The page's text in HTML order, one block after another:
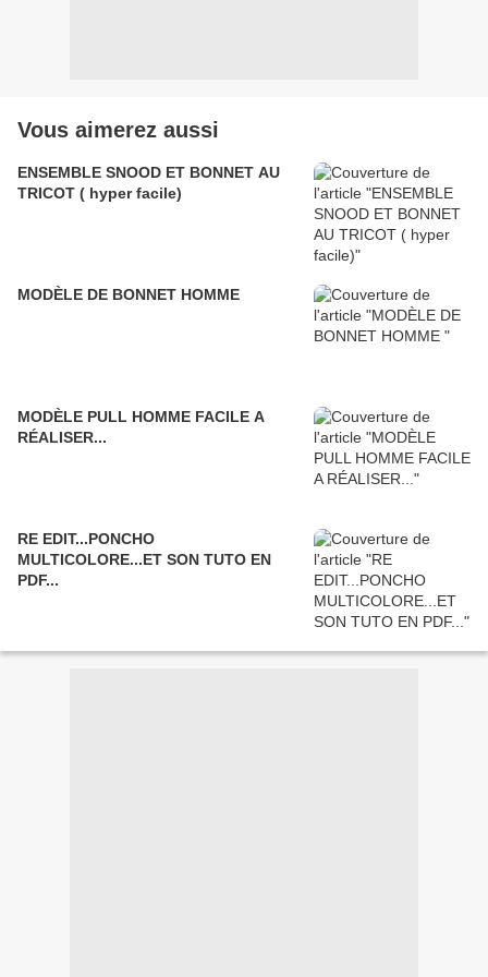
Vous aimerez aussi
ENSEMBLE SNOOD ET BONNET AU
TRICOT ( hyper facile)
MODÈLE DE BONNET HOMME
MODÈLE PULL HOMME FACILE A
RÉALISER...
RE EDIT...PONCHO
MULTICOLORE...ET SON TUTO EN
PDF...